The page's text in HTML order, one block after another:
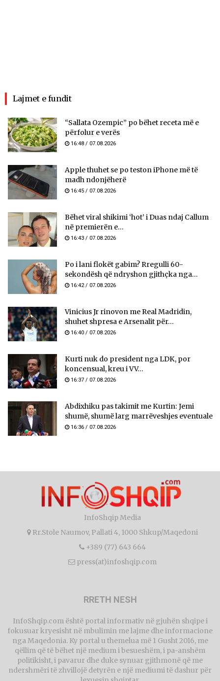
Lajmet e fundit
“Sallata Ozempic” po bëhet receta më e
përfolur e verës
16:48 / 07.08.2026
Apple thuhet se po teston iPhone më të
madh ndonjëherë
16:45 / 07.08.2026
Bëhet viral shikimi ‘hot’ i Duas ndaj Callum
në premierën e...
16:43 / 07.08.2026
Po i lani flokët gabim? Rregulli 60-
sekondësh që ndryshon gjithçka nga...
16:42 / 07.08.2026
Vinicius Jr rinovon me Real Madridin,
shuhet shpresa e Arsenalit për...
16:40 / 07.08.2026
Kurti nuk do president nga LDK, por
koncensual, kreu i VV...
16:37 / 07.08.2026
Abdixhiku pas takimit me Kurtin: Jemi
shumë, shumë larg marrëveshjes eventuale
16:36 / 07.08.2026
InfoShqip Media
Rr.Stole Naumov, Pallati 4, 1000 Shkup/Maqedoni
+389 (77) 643 664
press(at)infoshqip.com
RRETH NESH
InfoShqip.com është portal informativ në gjuhën shqipe i
fokusuar kryesisht në mbulimin me lajme dhe informacione
nga Maqedonia. Ky portal u themelua më 1 Gusht 2016, me
qëllim që të bëhet një medium i besueshëm, i pa-anshëm
politikisht, i pavarur dhe duke synuar gjithmonë që me
ndershmëri të zhvillojë detyrën e një mediumi të dashur për